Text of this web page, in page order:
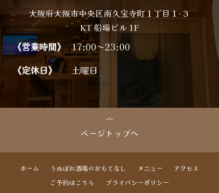
大阪府大阪市中央区南久宝寺町１丁目１−３
KT 船場ビル 1F
《営業時間》 17:00～23:00
《定休日》 土曜日
ページトップへ
ホーム うぬぼれ酒場のおもてなし メニュー
アクセス
ご予約はこちら
プライバシーポリシー